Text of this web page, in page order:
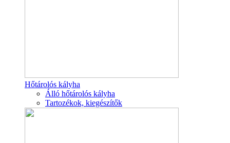
Hőtárolós kályha
Álló hőtárolós kályha
Tartozékok, kiegészítők